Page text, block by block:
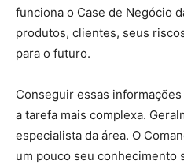
funciona o Case de Negócio
produtos, clientes, seus
para o futuro.
Conseguir essas
a tarefa mais complexa.
especialista da área. O
um pouco seu conhecimento